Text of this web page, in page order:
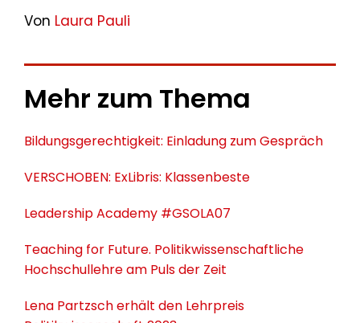
Von Laura Pauli
Mehr zum Thema
Bildungsgerechtigkeit: Einladung zum Gespräch
VERSCHOBEN: ExLibris: Klassenbeste
Leadership Academy #GSOLA07
Teaching for Future. Politikwissenschaftliche
Hochschullehre am Puls der Zeit
Lena Partzsch erhält den Lehrpreis